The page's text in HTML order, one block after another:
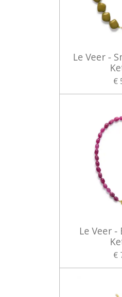
Le Veer -
€
Le Veer
€